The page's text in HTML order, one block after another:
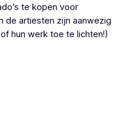
te kopen voor
de artiesten zijn aanwezig
hun werk toe te lichten!)